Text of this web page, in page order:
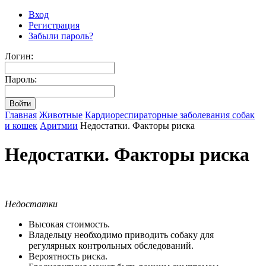
Вход
Регистрация
Забыли пароль?
Логин:
Пароль:
Главная Животные Кардиореспираторные заболевания собак
и кошек Аритмии Недостатки. Факторы риска
Недостатки. Факторы риска
Недостатки
Высокая стоимость.
Владельцу необходимо приводить собаку для
регулярных контрольных обследований.
Вероятность риска.